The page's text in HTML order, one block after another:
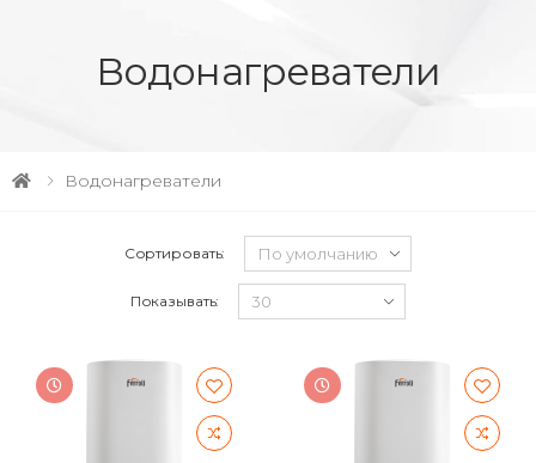
Водонагреватели
Водонагреватели
Сортировать:
Показывать: